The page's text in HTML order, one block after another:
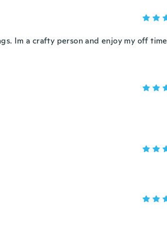
Im a crafty person and enjoy my off time